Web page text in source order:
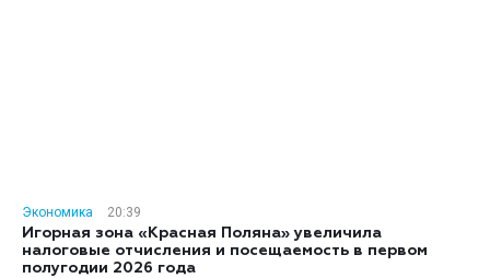
Экономика
20:39
Игорная зона «Красная Поляна» увеличила
налоговые отчисления и посещаемость в первом
полугодии 2026 года